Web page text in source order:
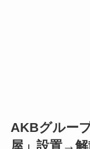
AKBグルー
屋」設置→